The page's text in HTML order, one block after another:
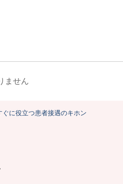
ません
ぐに役立つ患者接遇のキホン